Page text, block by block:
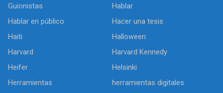
Guionistas
Hablar
Hablar en público
Hacer una tesis
Haiti
Halloween
Harvard
Harvard Kennedy
Heifer
Helsinki
Herramientas
herramientas digitales